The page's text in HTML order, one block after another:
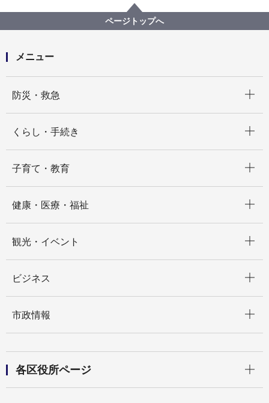
横浜市立脳卒中・神経脊椎センター
頚動脈狭窄／閉塞患者に対する経頭蓋超音波検査
ページトップへ
メニュー
防災・救急
くらし・手続き
子育て・教育
健康・医療・福祉
観光・イベント
ビジネス
市政情報
各区役所ページ